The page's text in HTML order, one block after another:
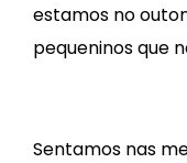
estamos no
pequeninos que
Sentamos nas